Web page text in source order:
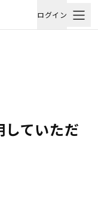
ログイン
ていただ